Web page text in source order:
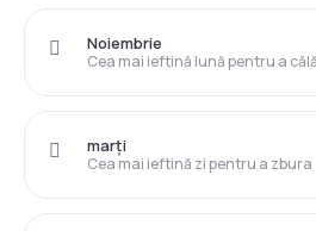
Cea mai ieftină lună pentru a
Noiembrie
Cea mai ieftină zi pentru a zbura
marți